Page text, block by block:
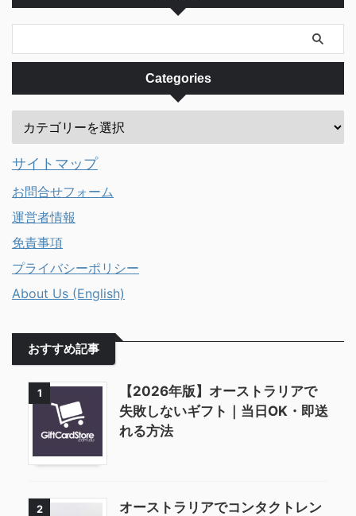
ツ（横乗り系スポーツ）とストリ
て若い人たちを中心に人気があり
グが盛んで、質の高いスケートボ
ードをつくることでも有名なこと
は ...
Categories
サイトマップ
お問合せフォーム
運営者情報
免責事項
プライバシーポリシー
About Us (English)
おすすめ記事
1
【2026年版】オーストラリアで
失敗しないギフト｜当日OK・即送
れる方法
2
オーストラリアでコンタクトレン